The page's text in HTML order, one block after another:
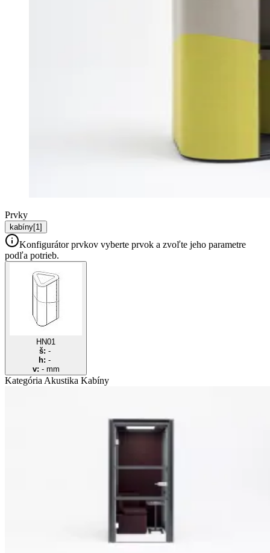
Prvky
kabíny[1 ]
Konfigurátor prvkov vyberte prvok a zvoľte jeho parametre
podľa potrieb.
HN01
š: -
h: -
v: -mm
Kategória Akustika Kabíny